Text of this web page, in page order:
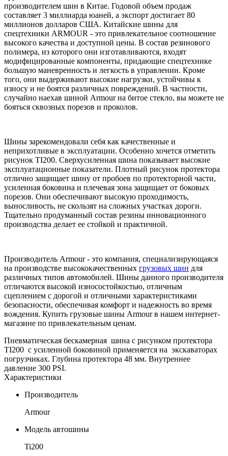
производителем шин в Китае. Годовой объем продаж
составляет 3 миллиарда юаней, а экспорт достигает 80
миллионов долларов США. Китайские шины для
спецтехники ARMOUR - это привлекательное соотношение
высокого качества и доступной цены. В состав резинового
полимера, из которого они изготавливаются, входят
модифицированные компоненты, придающие спецтехнике
большую маневренность и легкость в управлении. Кроме
того, они выдерживают высокие нагрузки, устойчивы к
износу и не боятся различных повреждений. В частности,
случайно наехав шиной Armour на битое стекло, вы можете не
бояться сквозных порезов и проколов.
Шины зарекомендовали себя как качественные и
неприхотливые в эксплуатации. Особенно хочется отметить
рисунок TI200. Сверхусиленная шина показывает высокие
эксплуатационные показатели. Плотный рисунок протектора
отлично защищает шину от пробоев по протекторной части,
усиленная боковина и плечевая зона защищает от боковых
порезов. Они обеспечивают высокую проходимость,
выносливость, не скользят на сложных участках дороги.
Тщательно продуманный состав резины инновационного
производства делает ее стойкой и практичной.
Производитель Armour - это компания, специализирующаяся
на производстве высококачественных грузовых шин для
различных типов автомобилей. Шины данного производителя
отличаются высокой износостойкостью, отличным
сцеплением с дорогой и отличными характеристиками
безопасности, обеспечивая комфорт и надежность во время
вождения. Купить грузовые шины Armour в нашем интернет-
магазине по привлекательным ценам.
Пневматическая бескамерная шина с рисунком протектора
TI200 c усиленной боковиной применяется на экскаваторах
погрузчиках. Глубина протектора 48 мм. Внутреннее
давление 300 PSI.
Характеристики
Производитель
Armour
Модель автошины
Ti200